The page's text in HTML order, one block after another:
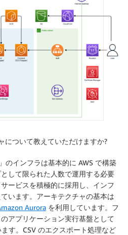
について教えていただけますか?
のインフラは基本的に AWS で構築
して限られた人数で運用する必要
ービスを積極的に採用 し、インフ
います。アーキテクチャの基本は
Aurora を利用しています。フ
アプリケーション実行基盤として
す。CSV のエクスポート処理など